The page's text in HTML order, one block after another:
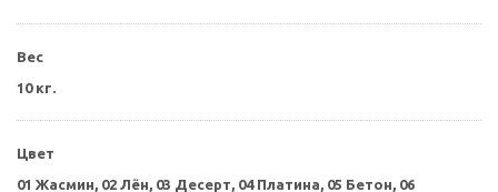
Вес
10 кг.
Цвет
01 Жасмин, 02 Лён, 03 Десерт, 04 Платина, 05 Бетон, 06